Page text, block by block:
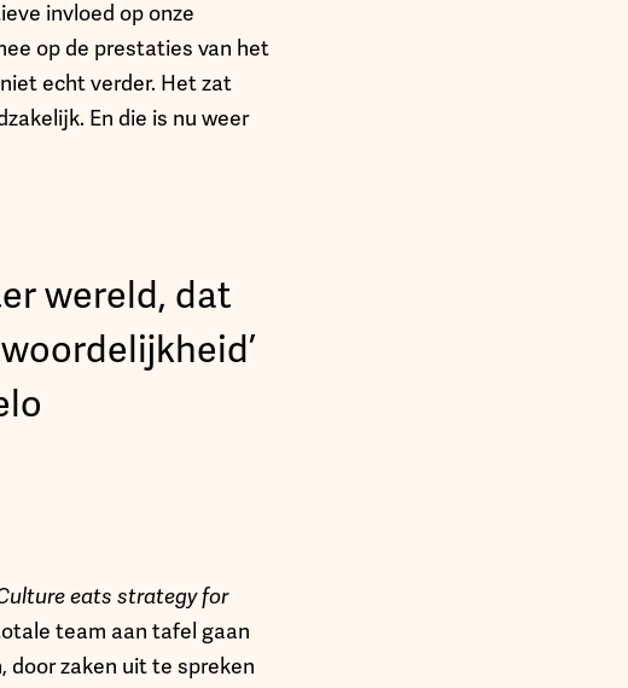
invloed op onze
op de prestaties van het
echt verder. Het zat
En die is nu weer
wereld, dat
eats strategy for
team aan tafel gaan
door zaken uit te spreken